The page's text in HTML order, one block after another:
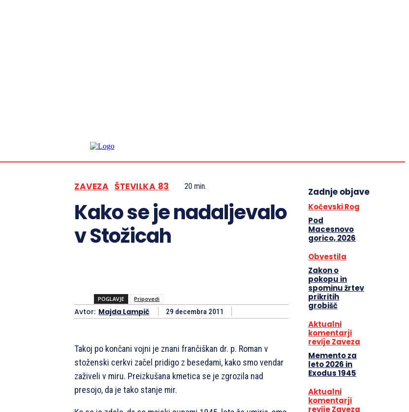
ZAVEZA ŠTEVILKA 83 20 min.
Kako se je nadaljevalo
v Stožicah
POGLAVJE Pripovedi
Avtor: Majda Lampič 29 decembra 2011
Takoj po končani vojni je znani frančiškan dr. p. Roman v
stoženski cerkvi začel pridigo z besedami, kako smo vendar
zaživeli v miru. Preizkušana kmetica se je zgrozila nad
presojo, da je tako stanje mir.
Zadnje objave
Kočevski Rog
Pod
Macesnovo
gorico, 2026
Obvestila
Zakon o
pokopu in
spominu žrtev
prikritih
grobišč
Aktualni
komentarji
revije Zaveza
Memento za
leto 2026 in
Exodus 1945
Aktualni
komentarji
revije Zaveza